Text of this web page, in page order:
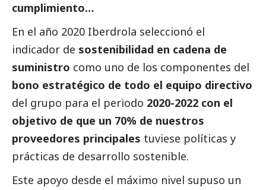
cumplimiento…
En el año 2020 Iberdrola seleccionó el
indicador de sostenibilidad en cadena de
suministro como uno de los componentes del
bono estratégico de todo el equipo directivo
del grupo para el periodo 2020-2022 con el
objetivo de que un 70% de nuestros
proveedores principales tuviese políticas y
prácticas de desarrollo sostenible.
Este apoyo desde el máximo nivel supuso un